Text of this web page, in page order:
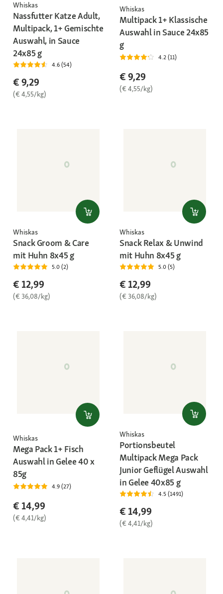
Whiskas
Nassfutter Katze Adult,
Multipack, 1+ Gemischte
Auswahl, in Sauce
24x85 g
4.6 (54)
€ 9,29
(€ 4,55/kg)
Whiskas
Multipack 1+ Klassische
Auswahl in Sauce 24x85
g
4.2 (11)
€ 9,29
(€ 4,55/kg)
Whiskas
Snack Groom & Care
mit Huhn 8x45 g
5.0 (2)
€ 12,99
(€ 36,08/kg)
Whiskas
Snack Relax & Unwind
mit Huhn 8x45 g
5.0 (5)
€ 12,99
(€ 36,08/kg)
Whiskas
Mega Pack 1+ Fisch
Auswahl in Gelee 40 x
85g
4.9 (27)
€ 14,99
(€ 4,41/kg)
Whiskas
Portionsbeutel
Multipack Mega Pack
Junior Geflügel Auswahl
in Gelee 40x85 g
4.5 (1491)
€ 14,99
(€ 4,41/kg)